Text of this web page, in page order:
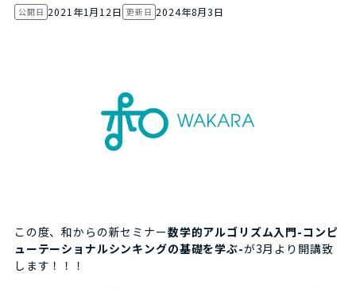
公開日 2021年1月12日 更新日 2024年8月3日
この度、和からの新セミナー数学的アルゴリズム入門-コンピ
ューテーショナルシンキングの基礎を学ぶ-が3月より開講致
します！！！